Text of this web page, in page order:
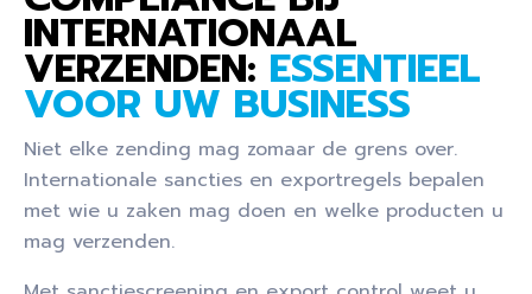
INTERNATIONAAL
VERZENDEN: ESSENTIEEL
VOOR UW BUSINESS
Niet elke zending mag zomaar de grens over.
Internationale sancties en exportregels bepalen
met wie u zaken mag doen en welke producten u
mag verzenden.